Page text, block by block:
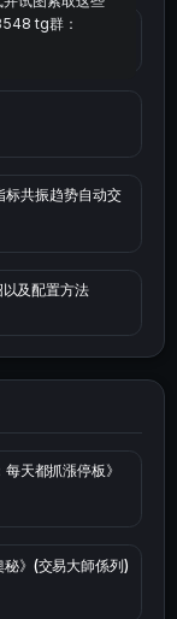
共振趋势自动交
及配置方法
天都抓漲停板》
秘》(交易大師係列)
tg群：